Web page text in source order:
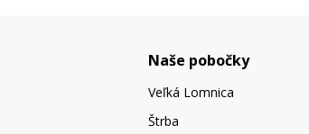
Naše pobočky
Veľká Lomnica
Štrba